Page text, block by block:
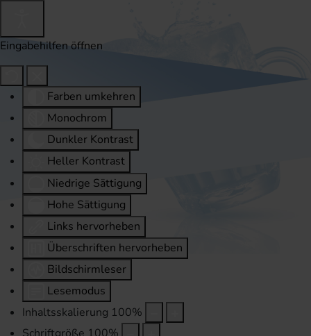
Eingabehilfen öffnen
Farben umkehren
Monochrom
Dunkler Kontrast
Heller Kontrast
Niedrige Sättigung
Hohe Sättigung
Links hervorheben
Überschriften hervorheben
Bildschirmleser
Lesemodus
Inhaltsskalierung 100%